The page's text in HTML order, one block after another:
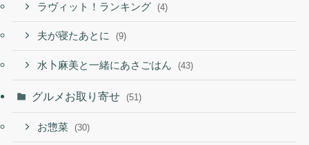
ラヴィット！ランキング (4)
夫が寝たあとに (9)
水卜麻美と一緒にあさごはん (43)
グルメお取り寄せ (51)
お惣菜 (30)